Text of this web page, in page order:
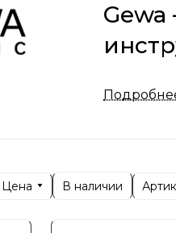
Компания
Цена В наличии